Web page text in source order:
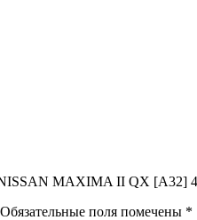
MAXIMA II QX [A32]
Обязательные поля помечены *